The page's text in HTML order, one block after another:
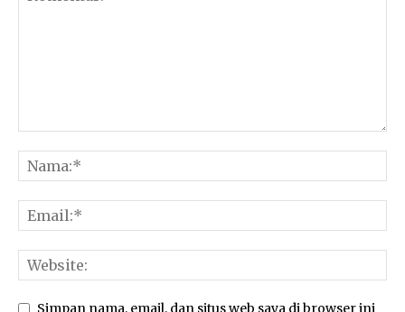
Simpan nama, email, dan situs web saya di browser ini